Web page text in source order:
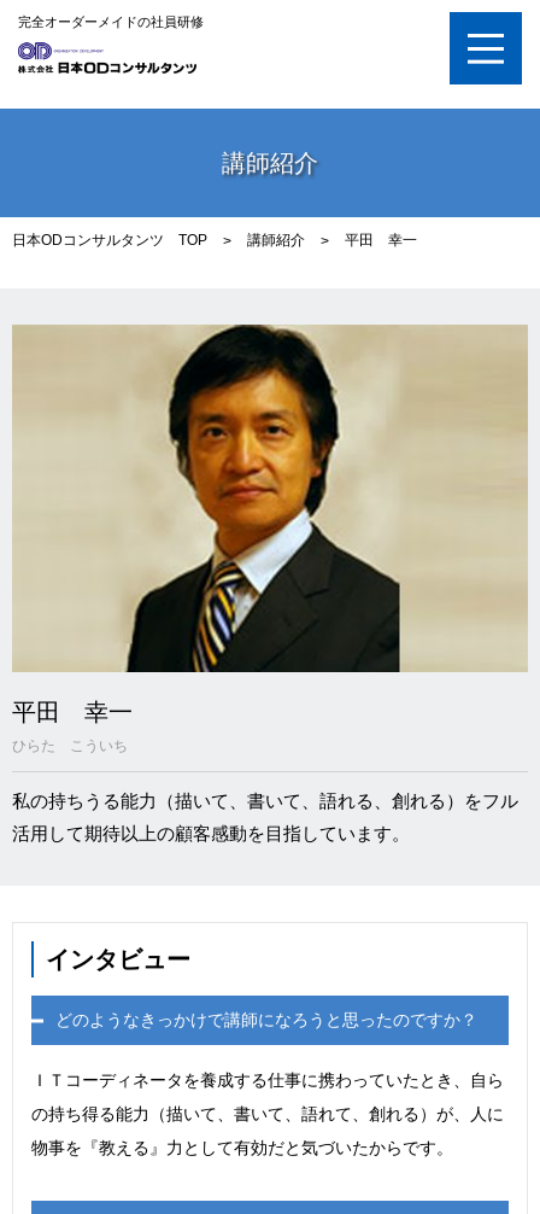
完全オーダーメイドの社員研修
講師紹介
日本ODコンサルタンツ TOP > 講師紹介 > 平田 幸一
平田 幸一
ひらた こういち
私の持ちうる能力（描いて、書いて、語れる、創れる）をフル
活用して期待以上の顧客感動を目指しています。
インタビュー
どのようなきっかけで講師になろうと思ったのですか？
ＩＴコーディネータを養成する仕事に携わっていたとき、自ら
の持ち得る能力（描いて、書いて、語れて、創れる）が、人に
物事を『教える』力として有効だと気づいたからです。